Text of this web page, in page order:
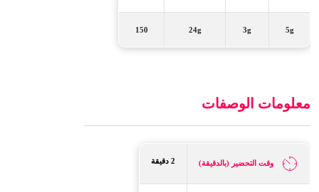
5g
3g
24g
150
معلومات الوصفات
وقت التحضير (بالدقيقة) 2 دقيقة